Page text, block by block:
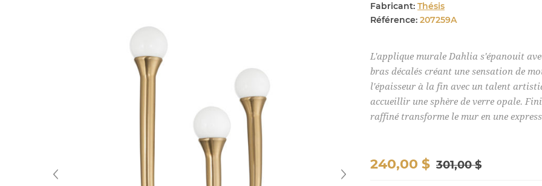
Fabricant: Thésis
Référence: 207259A
L'applique murale Dahlia s'épanouit
bras décalés créant une sensation de
l'épaisseur à la fin avec un talent
accueillir une sphère de verre opale.
raffiné transforme le mur en une
301,00 $
240,00 $